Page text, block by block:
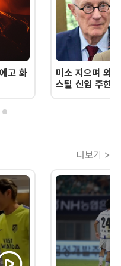
고 화
미소 지으며 외
스틸 신임 주한
더보기 >